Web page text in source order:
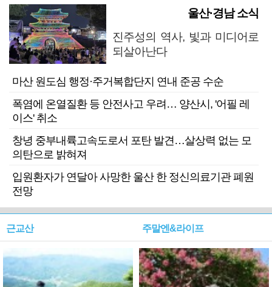
울산·경남 소식
진주성의 역사, 빛과 미디어로
되살아난다
마산 원도심 행정·주거복합단지 연내 준공 수순
폭염에 온열질환 등 안전사고 우려… 양산시, '어필 레
이스' 취소
창녕 중부내륙고속도로서 포탄 발견…살상력 없는 모
의탄으로 밝혀져
입원환자가 연달아 사망한 울산 한 정신의료기관 폐원
전망
근교산 주말엔&라이프